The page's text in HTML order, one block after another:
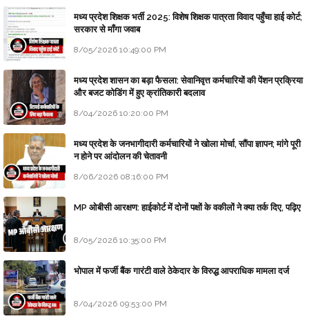
मध्य प्रदेश शिक्षक भर्ती 2025: विशेष शिक्षक पात्रता विवाद पहुँचा हाई कोर्ट;
सरकार से माँगा जवाब
8/05/2026 10:49:00 PM
मध्य प्रदेश शासन का बड़ा फैसला: सेवानिवृत्त कर्मचारियों की पेंशन प्रक्रिया
और बजट कोडिंग में हुए क्रांतिकारी बदलाव
8/04/2026 10:20:00 PM
मध्य प्रदेश के जनभागीदारी कर्मचारियों ने खोला मोर्चा, सौंपा ज्ञापन; मांगे पूरी
न होने पर आंदोलन की चेतावनी
8/06/2026 08:16:00 PM
MP ओबीसी आरक्षण: हाईकोर्ट में दोनों पक्षों के वकीलों ने क्या तर्क दिए, पढ़िए
8/05/2026 10:35:00 PM
भोपाल में फर्जी बैंक गारंटी वाले ठेकेदार के विरुद्ध आपराधिक मामला दर्ज
8/04/2026 09:53:00 PM